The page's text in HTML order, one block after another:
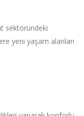
sektöründeki
yeni yaşam alanları